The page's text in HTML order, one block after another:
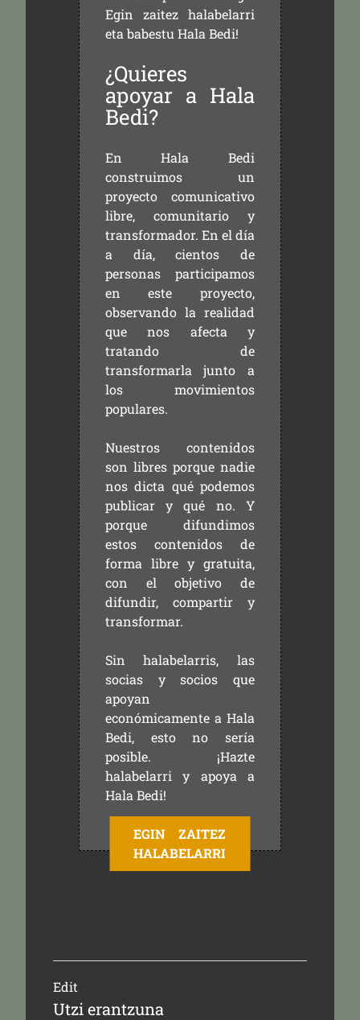
Egin zaitez halabelarri
eta babestu Hala Bedi!
¿Quieres
apoyar a Hala
Bedi?
En Hala Bedi
construimos un
proyecto comunicativo
libre, comunitario y
transformador. En el día
a día, cientos de
personas participamos
en este proyecto,
observando la realidad
que nos afecta y
tratando de
transformarla junto a
los movimientos
populares.
Nuestros contenidos
son libres porque nadie
nos dicta qué podemos
publicar y qué no. Y
porque difundimos
estos contenidos de
forma libre y gratuita,
con el objetivo de
difundir, compartir y
transformar.
Sin halabelarris, las
socias y socios que
apoyan
económicamente a Hala
Bedi, esto no sería
posible. ¡Hazte
halabelarri y apoya a
Hala Bedi!
EGIN ZAITEZ
HALABELARRI
Edit
Utzi erantzuna